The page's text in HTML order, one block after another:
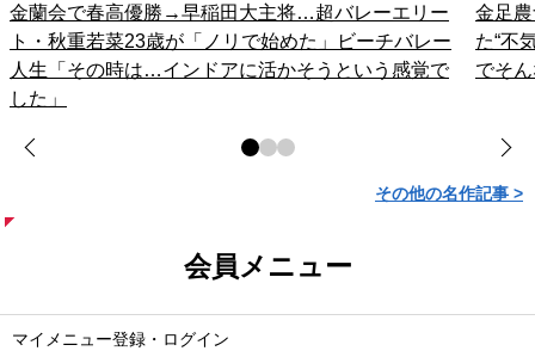
金蘭会で春高優勝→早稲田大主将…超バレーエリー
ト・秋重若菜23歳が「ノリで始めた」ビーチバレー
人生「その時は…インドアに活かそうという感覚で
した」
金足
た“不
でそ
その他の名作記事 >
会員メニュー
マイメニュー登録・ログイン